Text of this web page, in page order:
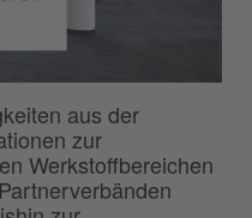
aus der
zur
Werkstoffbereichen